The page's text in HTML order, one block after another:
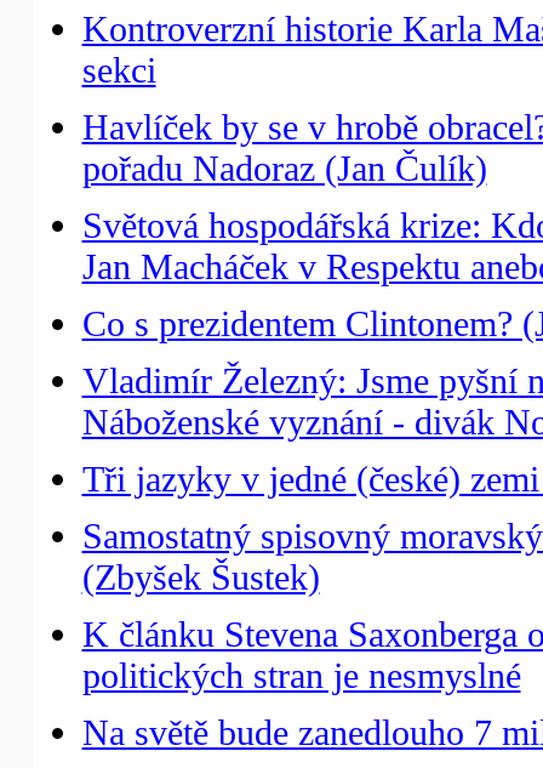
Kontroverzní historie Karla
sekci
Havlíček by se v hrobě
pořadu Nadoraz (Jan Čulík)
Světová hospodářská krize:
Jan Macháček v Respektu
Co s prezidentem Clintonem?
Vladimír Železný: Jsme pyšní
Náboženské vyznání - divák
Tři jazyky v jedné (české)
Samostatný spisovný
(Zbyšek Šustek)
K článku Stevena Saxonberga
politických stran je nesmyslné
Na světě bude zanedlouho 7